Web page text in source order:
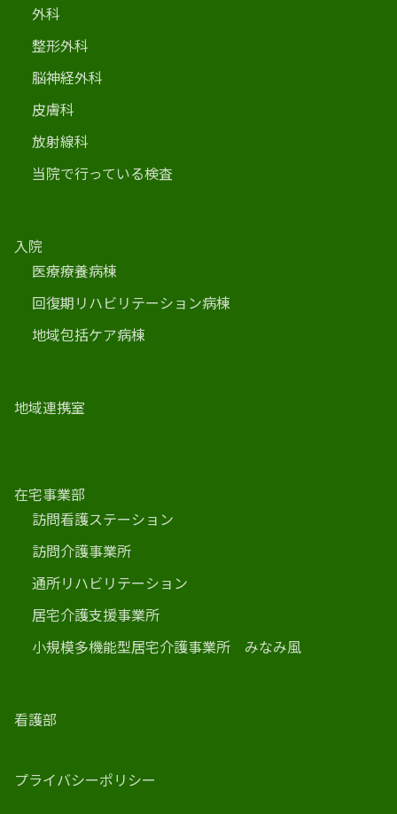
外科
整形外科
脳神経外科
皮膚科
放射線科
当院で行っている検査
入院
医療療養病棟
回復期リハビリテーション病棟
地域包括ケア病棟
地域連携室
在宅事業部
訪問看護ステーション
訪問介護事業所
通所リハビリテーション
居宅介護支援事業所
小規模多機能型居宅介護事業所 みなみ風
看護部
プライバシーポリシー